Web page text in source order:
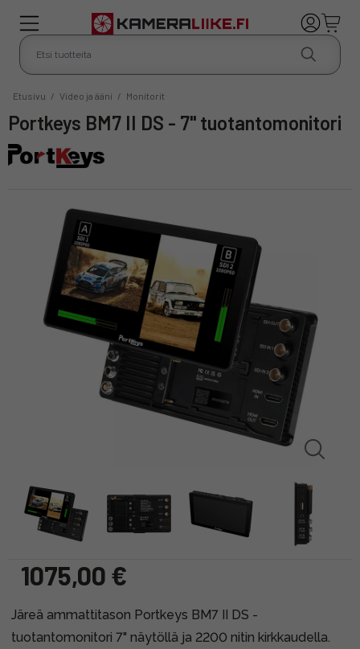
Etusivu / Video ja ääni / Monitorit
Portkeys BM7 II DS - 7" tuotantomonitori
1075,00 €
Järeä ammattitason Portkeys BM7 II DS -
tuotantomonitori 7" näytöllä ja 2200 nitin kirkkaudella.